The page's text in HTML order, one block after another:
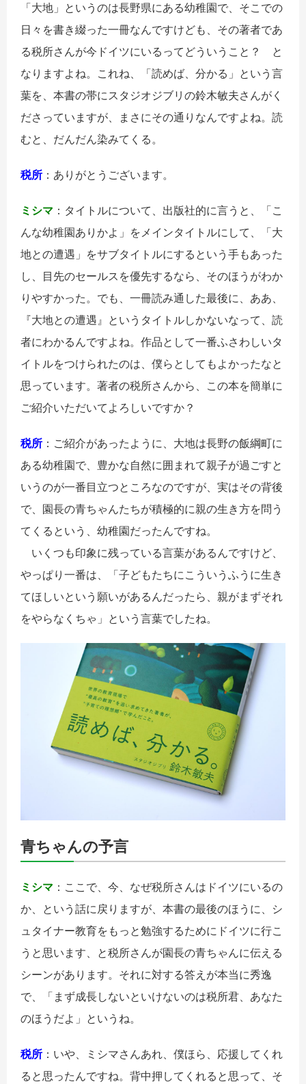
「大地」というのは長野県にある幼稚園で、そこでの
日々を書き綴った一冊なんですけども、その著者であ
る税所さんが今ドイツにいるってどういうこと？ と
なりますよね。これね、「読めば、分かる」という言
葉を、本書の帯にスタジオジブリの鈴木敏夫さんがく
ださっていますが、まさにその通りなんですよね。読
むと、だんだん染みてくる。
税所 ：ありがとうございます。
ミシマ ：タイトルについて、出版社的に言うと、「こ
んな幼稚園ありかよ」をメインタイトルにして、「大
地との遭遇」をサブタイトルにするという手もあった
し、目先のセールスを優先するなら、そのほうがわか
りやすかった。でも、一冊読み通した最後に、ああ、
『大地との遭遇』というタイトルしかないなって、読
者にわかるんですよね。作品として一番ふさわしいタ
イトルをつけられたのは、僕らとしてもよかったなと
思っています。著者の税所さんから、この本を簡単に
ご紹介いただいてよろしいですか？
税所 ：ご紹介があったように、大地は長野の飯綱町に
ある幼稚園で、豊かな自然に囲まれて親子が過ごすと
いうのが一番目立つところなのですが、実はその背後
で、園長の青ちゃんたちが積極的に親の生き方を問う
てくるという、幼稚園だったんですね。
いくつも印象に残っている言葉があるんですけど、
やっぱり一番は、「子どもたちにこういうふうに生き
てほしいという願いがあるんだったら、親がまずそれ
をやらなくちゃ」という言葉でしたね。
青ちゃんの予言
ミシマ ：ここで、今、なぜ税所さんはドイツにいるの
か、という話に戻りますが、本書の最後のほうに、シ
ュタイナー教育をもっと勉強するためにドイツに行こ
うと思います、と税所さんが園長の青ちゃんに伝える
シーンがあります。それに対する答えが本当に秀逸
で、「まず成長しないといけないのは税所君、あなた
のほうだよ」というね。
税所 ：いや、ミシマさんあれ、僕ほら、応援してくれ
ると思ったんですね。背中押してくれると思って、そ